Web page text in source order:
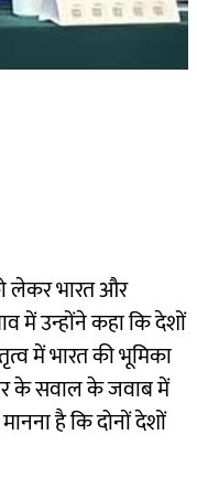
लेकर भारत और
में उन्होंने कहा कि देशों
में भारत की भूमिका
के सवाल के जवाब में
है कि दोनों देशों